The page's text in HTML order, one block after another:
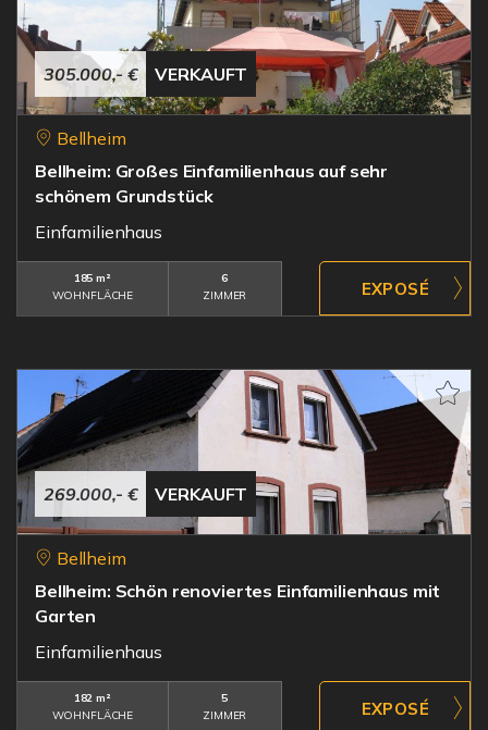
305.000,- € VERKAUFT
Bellheim
Bellheim: Großes Einfamilienhaus auf sehr
schönem Grundstück
Einfamilienhaus
185 m²
WOHNFLÄCHE
6
ZIMMER
269.000,- € VERKAUFT
Bellheim
Bellheim: Schön renoviertes Einfamilienhaus mit
Garten
Einfamilienhaus
182 m²
WOHNFLÄCHE
5
ZIMMER